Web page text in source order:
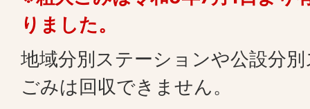
りました。
地域分別ステーションや公設分
ごみは回収できません。